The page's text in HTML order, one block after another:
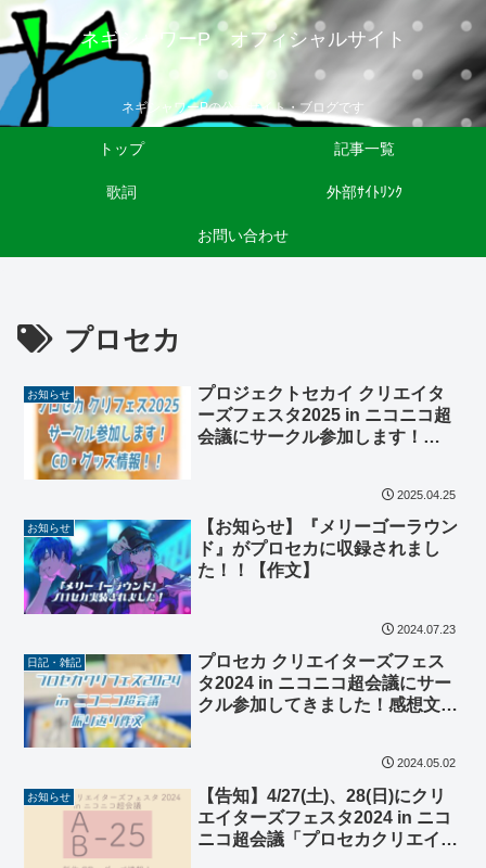
ネギシャワーP オフィシャルサイト
ネギシャワーPの公式サイト・ブログです
トップ 記事一覧
歌詞 外部ｻｲﾄﾘﾝｸ
お問い合わせ
プロセカ
お知らせ
プロジェクトセカイ クリエイタ
ーズフェスタ2025 in ニコニコ超
会議にサークル参加します！
2025.04.25
お知らせ
【お知らせ】『メリーゴーラウン
ド』がプロセカに収録されまし
た！！【作文】
2024.07.23
日記・雑記
プロセカ クリエイターズフェス
タ2024 in ニコニコ超会議にサー
クル参加してきました！感想文！
2024.05.02
お知らせ
【告知】4/27(土)、28(日)にクリ
エイターズフェスタ2024 in ニコ
ニコ超会議「プロセカクリエイタ